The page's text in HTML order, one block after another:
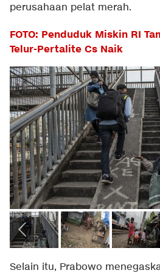
perusahaan pelat merah.
FOTO: Penduduk Miskin RI
Telur-Pertalite Cs Naik
Selain itu, Prabowo